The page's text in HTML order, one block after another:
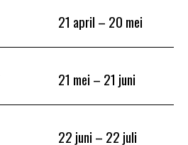
21 april – 20 mei
21 mei – 21 juni
22 juni – 22 juli